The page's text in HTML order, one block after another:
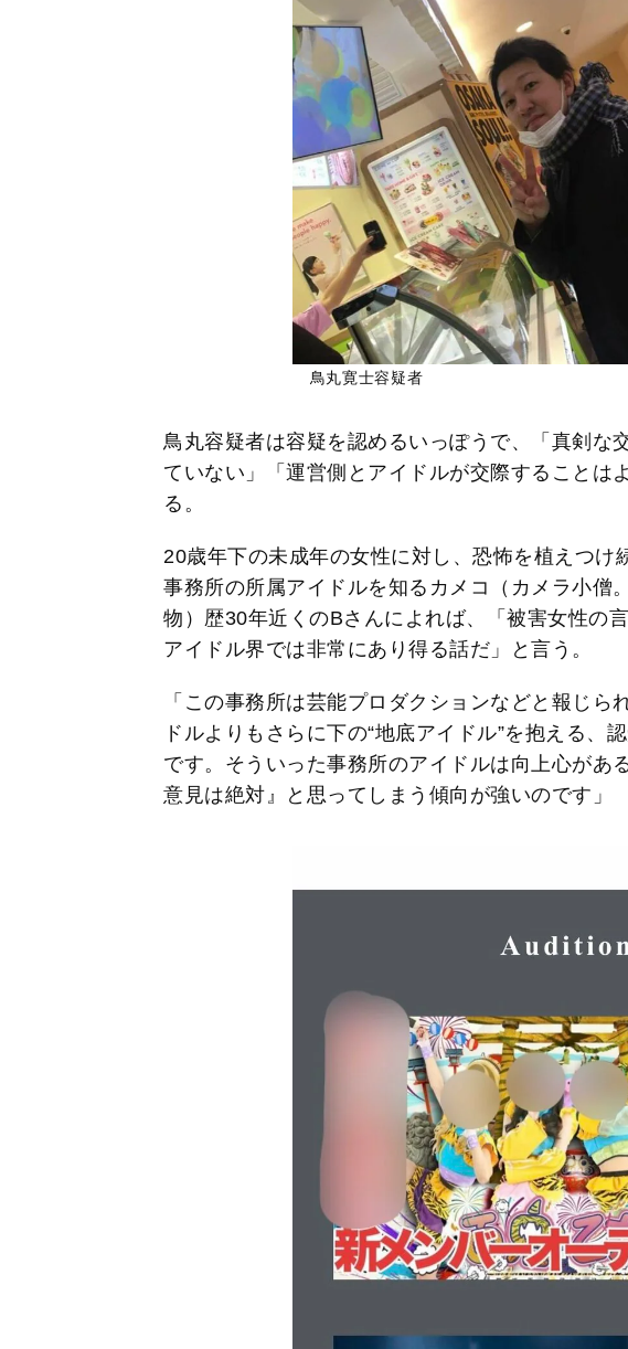
鳥丸寛士容疑者
鳥丸容疑者は容疑を認めるいっぽうで、「真剣な
ていない」「運営側とアイドルが交際することは
る。
20歳年下の未成年の女性に対し、恐怖を植えつけ
事務所の所属アイドルを知るカメコ（カメラ小僧
物）歴30年近くのBさんによれば、「被害女性の
アイドル界では非常にあり得る話だ」と言う。
「この事務所は芸能プロダクションなどと報じら
ドルよりもさらに下の“地底アイドル”を抱える、
です。そういった事務所のアイドルは向上心があ
意見は絶対』と思ってしまう傾向が強いのです」